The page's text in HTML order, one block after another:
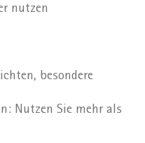
nutzen
besondere
Nutzen Sie mehr als